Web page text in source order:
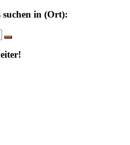
suchen in (Ort):
Suchen